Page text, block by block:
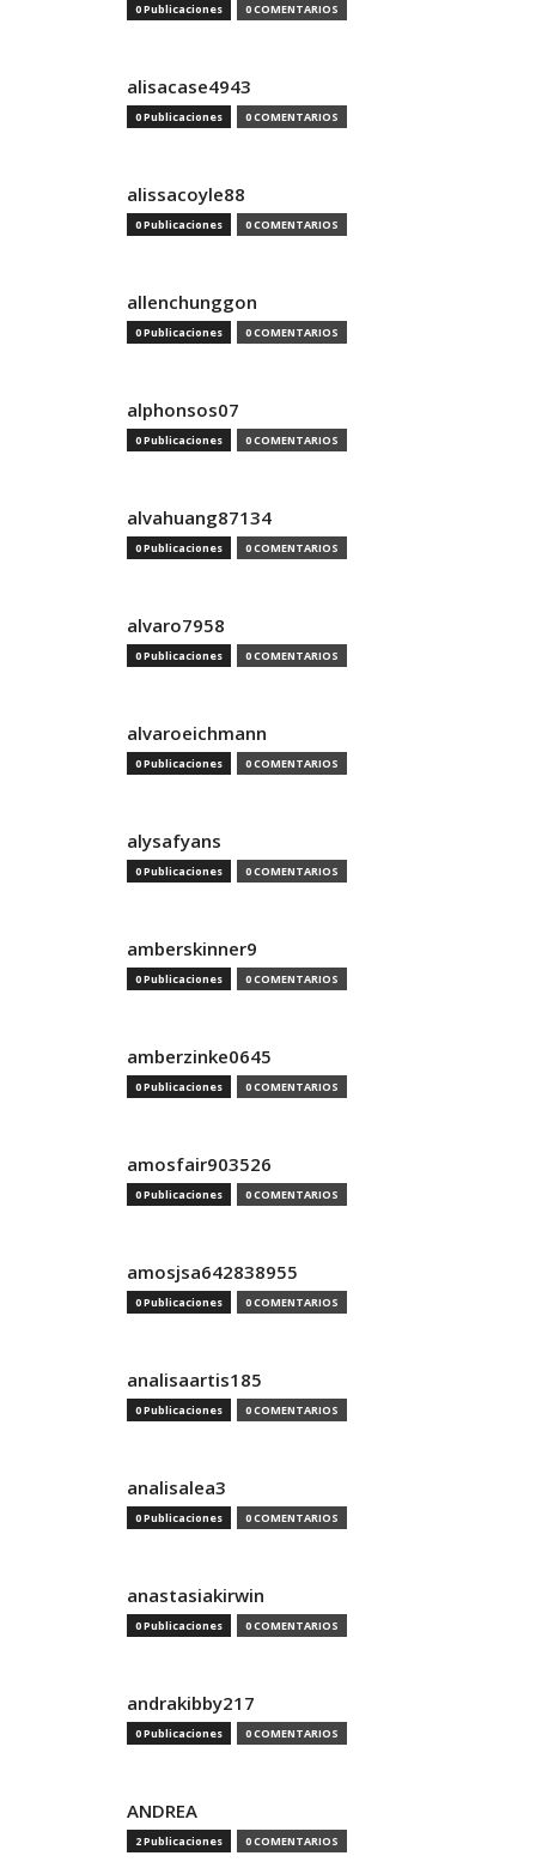
0 Publicaciones 0 COMENTARIOS
alisacase4943
0 Publicaciones 0 COMENTARIOS
alissacoyle88
0 Publicaciones 0 COMENTARIOS
allenchunggon
0 Publicaciones 0 COMENTARIOS
alphonsos07
0 Publicaciones 0 COMENTARIOS
alvahuang87134
0 Publicaciones 0 COMENTARIOS
alvaro7958
0 Publicaciones 0 COMENTARIOS
alvaroeichmann
0 Publicaciones 0 COMENTARIOS
alysafyans
0 Publicaciones 0 COMENTARIOS
amberskinner9
0 Publicaciones 0 COMENTARIOS
amberzinke0645
0 Publicaciones 0 COMENTARIOS
amosfair903526
0 Publicaciones 0 COMENTARIOS
amosjsa642838955
0 Publicaciones 0 COMENTARIOS
analisaartis185
0 Publicaciones 0 COMENTARIOS
analisalea3
0 Publicaciones 0 COMENTARIOS
anastasiakirwin
0 Publicaciones 0 COMENTARIOS
andrakibby217
0 Publicaciones 0 COMENTARIOS
ANDREA
2 Publicaciones 0 COMENTARIOS